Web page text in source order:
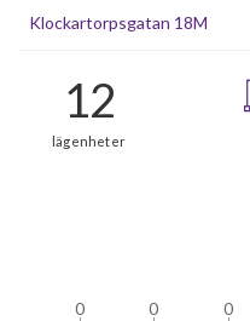
Klockartorpsgatan 18M
0
0 0
0 0
0